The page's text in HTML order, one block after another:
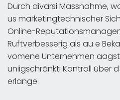
Durch divärsi Massnahme,
us marketingtechnischer
Online-
Ruftverbesserig als au e
vomene Unternehmen
uniigschränkti Kontroll über
erlange.